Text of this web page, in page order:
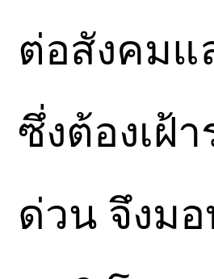
ต่อสังคม
ซึ่งต้องเฝ้
ด่วน จึงม